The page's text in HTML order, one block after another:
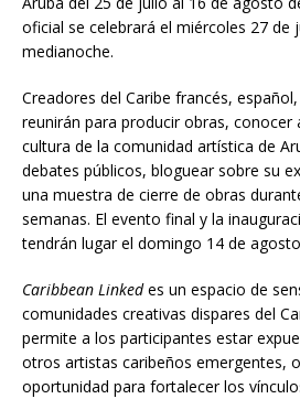
oficial se celebrará el miércoles 27 de
medianoche.
Creadores del Caribe francés,
reunirán para producir obras, conocer
cultura de la comunidad artística de
debates públicos, bloguear sobre su
una muestra de cierre de obras
semanas. El evento final y la
tendrán lugar el domingo 14 de
Caribbean Linkedes un espacio de
comunidades creativas dispares del
permite a los participantes estar
otros artistas caribeños emergentes,
oportunidad para fortalecer los